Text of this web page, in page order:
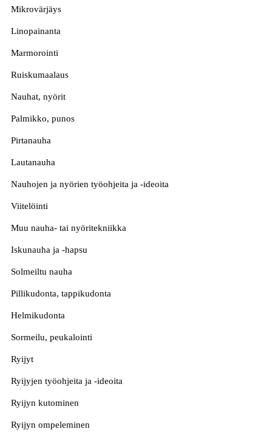
Mikrovärjäys
Linopainanta
Marmorointi
Ruiskumaalaus
Nauhat, nyörit
Palmikko, punos
Pirtanauha
Lautanauha
Nauhojen ja nyörien työohjeita ja -ideoita
Viitelöinti
Muu nauha- tai nyöritekniikka
Iskunauha ja -hapsu
Solmeiltu nauha
Pillikudonta, tappikudonta
Helmikudonta
Sormeilu, peukalointi
Ryijyt
Ryijyjen työohjeita ja -ideoita
Ryijyn kutominen
Ryijyn ompeleminen